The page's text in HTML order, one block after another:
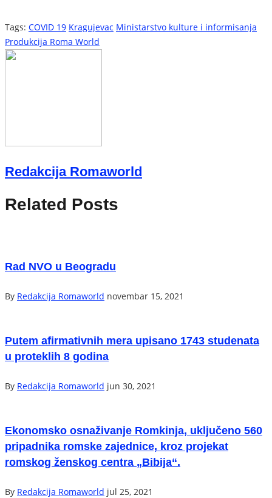
Tags: COVID 19 Kragujevac Ministarstvo kulture i informisanja
Produkcija Roma World
Redakcija Romaworld
Related Posts
Rad NVO u Beogradu
By Redakcija Romaworld novembar 15, 2021
Putem afirmativnih mera upisano 1743 studenata
u proteklih 8 godina
By Redakcija Romaworld jun 30, 2021
Ekonomsko osnaživanje Romkinja, uključeno 560
pripadnika romske zajednice, kroz projekat
romskog ženskog centra „Bibija“.
By Redakcija Romaworld jul 25, 2021